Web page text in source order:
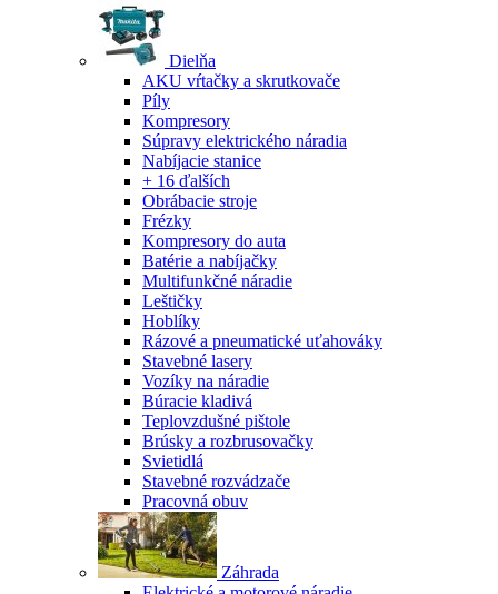
Dielňa
AKU vŕtačky a skrutkovače
Píly
Kompresory
Súpravy elektrického náradia
Nabíjacie stanice
+ 16 ďalších
Obrábacie stroje
Frézky
Kompresory do auta
Batérie a nabíjačky
Multifunkčné náradie
Leštičky
Hoblíky
Rázové a pneumatické uťahováky
Stavebné lasery
Vozíky na náradie
Búracie kladivá
Teplovzdušné pištole
Brúsky a rozbrusovačky
Svietidlá
Stavebné rozvádzače
Pracovná obuv
Záhrada